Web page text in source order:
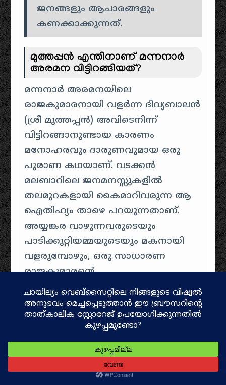
ജനങ്ങളും ആചാരങ്ങളും
കണക്കാക്കുന്നത്.
മുത്തപ്പൻ എന്തിനാണ് മന്നനാർ
അരമന വിട്ടിറങ്ങിയത്?
മന്നനാർ അരമനയിലെ
രാജകുമാരനായി വളർന്ന ദിവ്യബാലൻ
(ശ്രീ മുത്തപ്പൻ) അവിടെനിന്ന്
വിട്ടിറങ്ങാനുണ്ടായ കാരണം
മനോഹരവും ദാരുണവുമായ ഒരു
പുരാണ കഥയാണ്. വടക്കൻ
മലബാറിലെ ജനമനസ്സുകളിൽ
തലമുറകളായി കൈമാറിവരുന്ന ആ
ഐതിഹ്യം താഴെ പറയുന്നതാണ്.
അയ്യങ്കര വാഴുന്നവരുടെയും
പാടിക്കുറ്റിയമ്മയുടെയും മകനായി
വളരുമ്പോഴും, ഒരു സാധാരണ
രാജകുമാരന്റെ
ജീവിതരീതികളായിരുന്നില്ല മുത്തപ്പന്
ഉണ്ടായിരുന്നത്. കൊട്ടാരത്തിലെ
ആഡംബരങ്ങളേക്കാൾ
സാധാരണക്കാരായ
വേട്ടക്കാരുടെയും ദരിദ്രരുടെയും
കൂടെ സമയം ചിലവഴിക്കാനാണ് ആ
ബാലൻ ഇഷ്ടപ്പെട്ടത്.